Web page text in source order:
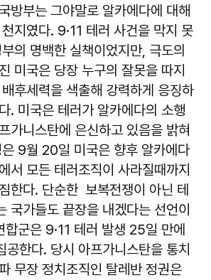
방부는 그야말로 알카에다에 대해
지였다. 9·11 테러 사건을 막지 못
의 명백한 실책이었지만, 극도의
미국은 당장 누구의 잘못을 따지
후세력을 색출해 강력하게 응징하
. 미국은 테러가 알카에다의 소행
가니스탄에 은신하고 있음을 밝혀
9월 20일 미국은 향후 알카에다
서 모든 테러조직이 사라질때까지
한다. 단순한 보복전쟁이 아닌 테
국가들도 끝장을 내겠다는 선언이
군은 9·11 테러 발생 25일 만에
공한다. 당시 아프가니스탄을 통치
무장 정치조직인 탈레반 정권은